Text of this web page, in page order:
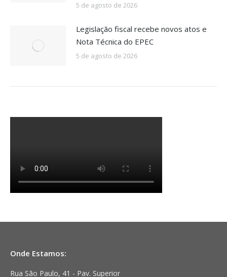
5 de agosto de 2026
Legislação fiscal recebe novos atos e
Nota Técnica do EPEC
5 de agosto de 2026
Onde Estamos:
Rua São Paulo, 41 - Pav. Superior